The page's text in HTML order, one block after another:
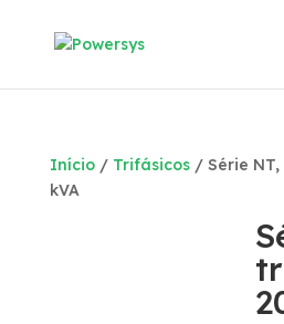
Início/ Trifásicos/ Série NT,
kVA